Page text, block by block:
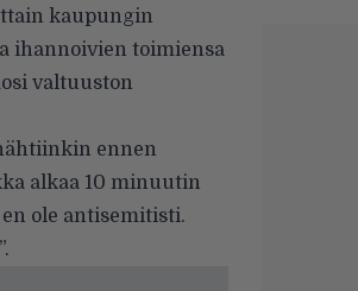
kaupungin
ihannoivien toimiensa
valtuuston
ennen
alkaa 10 minuutin
ole antisemitisti.